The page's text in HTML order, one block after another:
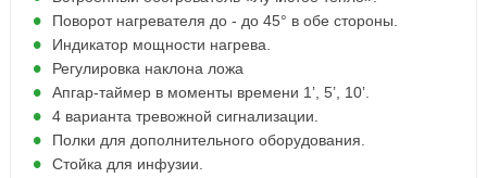
Поворот нагревателя до - до 45° в обе стороны.
Индикатор мощности нагрева.
Регулировка наклона ложа
Апгар-таймер в моменты времени 1’, 5’, 10’.
4 варианта тревожной сигнализации.
Полки для дополнительного оборудования.
Стойка для инфузии.